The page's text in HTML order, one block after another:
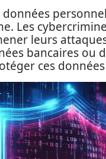
Les
leurs
bancaires ou
ces